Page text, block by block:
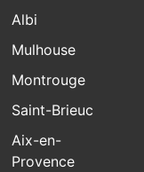
Albi
Mulhouse
Montrouge
Saint-Brieuc
Aix-en-
Provence